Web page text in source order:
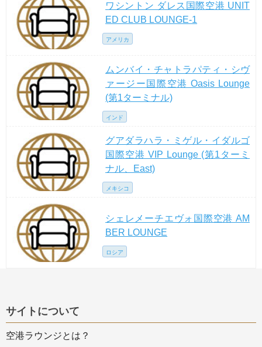
ワシントン ダレス国際空港 UNIT
ED CLUB LOUNGE-1
アメリカ
ムンバイ・チャトラパティ・シヴ
ァージー国際空港 Oasis Lounge
(第1ターミナル)
インド
グアダラハラ・ミゲル・イダルゴ
国際空港 VIP Lounge (第1ターミ
ナル、East)
メキシコ
シェレメーチエヴォ国際空港 AM
BER LOUNGE
ロシア
サイトについて
空港ラウンジとは？